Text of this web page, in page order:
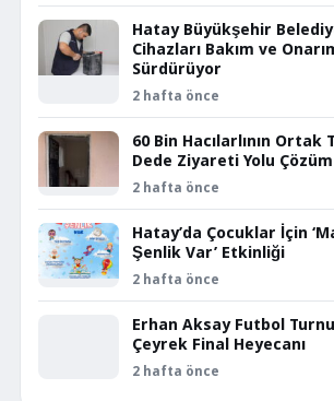
Hatay Büyükşehir
Cihazları Bakım ve
Sürdürüyor
2 hafta önce
60 Bin Hacılarlının Ortak
Dede Ziyareti Yolu
2 hafta önce
Hatay’da Çocuklar İçin
Şenlik Var’ Etkinliği
2 hafta önce
Erhan Aksay Futbol
Çeyrek Final Heyecanı
2 hafta önce